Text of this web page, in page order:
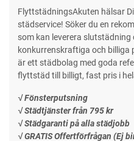
FlyttstädningsAkuten hälsar
städservice! Söker du en
som kan leverera
konkurrenskraftiga och billiga
är ett städbolag med goda
flyttstäd till billigt, fast pris i
√ Fönsterputsning
√ Städtjänster från 795 kr
√ Städgaranti på alla städjobb
√ GRATIS Offertförfrågan (Ej